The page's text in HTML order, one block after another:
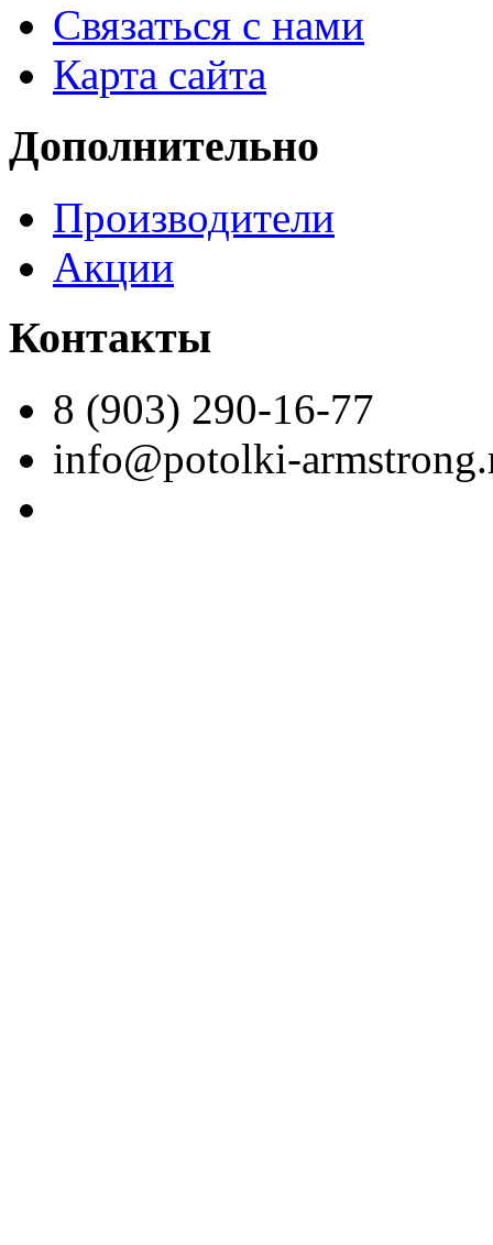
Связаться с нами
Карта сайта
Дополнительно
Производители
Акции
Контакты
8 (903) 290-16-77
info@potolki-